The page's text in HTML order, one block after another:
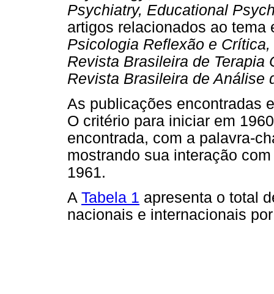
Psychiatry, Educational
artigos relacionados ao
Psicologia Reflexão e
Revista Brasileira de
Revista Brasileira de Análise
As publicações encontradas
O critério para iniciar em
encontrada, com a palavra-
mostrando sua interação
1961.
A Tabela 1 apresenta o total
nacionais e internacionais